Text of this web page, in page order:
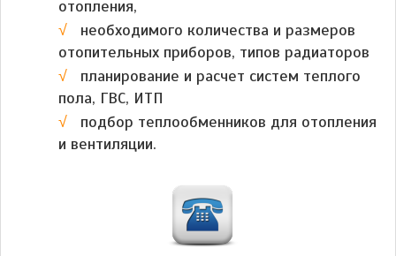
отопления,
необходимого количества и размеров
отопительных приборов, типов радиаторов
планирование и расчет систем теплого
пола, ГВС, ИТП
подбор теплообменников для отопления
и вентиляции.